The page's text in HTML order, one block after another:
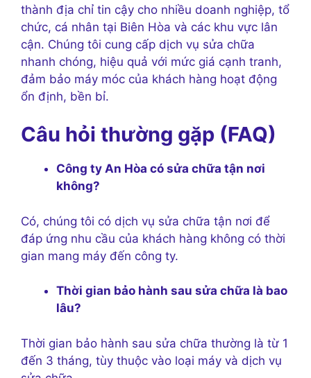
thành địa chỉ tin cậy cho nhiều doanh nghiệp, tổ
chức, cá nhân tại Biên Hòa và các khu vực lân
cận. Chúng tôi cung cấp dịch vụ sửa chữa
nhanh chóng, hiệu quả với mức giá cạnh tranh,
đảm bảo máy móc của khách hàng hoạt động
ổn định, bền bỉ.
Câu hỏi thường gặp (FAQ)
Công ty An Hòa có sửa chữa tận nơi
không?
Có, chúng tôi có dịch vụ sửa chữa tận nơi để
đáp ứng nhu cầu của khách hàng không có thời
gian mang máy đến công ty.
Thời gian bảo hành sau sửa chữa là bao
lâu?
Thời gian bảo hành sau sửa chữa thường là từ 1
đến 3 tháng, tùy thuộc vào loại máy và dịch vụ